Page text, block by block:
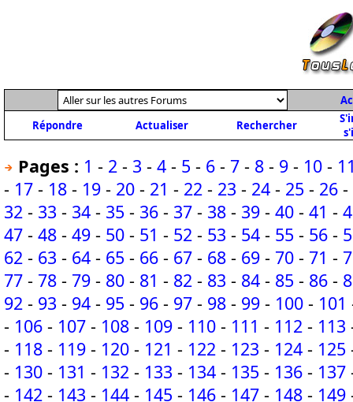
Répondre
Actualiser Rechercher
Pages : 1 - 2 - 3 - 4 - 5 - 6 - 7 - 8 - 9 - 10 -
- 17 - 18 - 19 - 20 - 21 - 22 - 23 - 24 - 25 - 26 -
32 - 33 - 34 - 35 - 36 - 37 - 38 - 39 - 40 - 41 -
47 - 48 - 49 - 50 - 51 - 52 - 53 - 54 - 55 - 56 -
62 - 63 - 64 - 65 - 66 - 67 - 68 - 69 - 70 - 71 -
77 - 78 - 79 - 80 - 81 - 82 - 83 - 84 - 85 - 86 -
92 - 93 - 94 - 95 - 96 - 97 - 98 - 99 - 100 - 101
- 106 - 107 - 108 - 109 - 110 - 111 - 112 - 113
- 118 - 119 - 120 - 121 - 122 - 123 - 124 - 125
- 130 - 131 - 132 - 133 - 134 - 135 - 136 - 137
- 142 - 143 - 144 - 145 - 146 - 147 - 148 - 149